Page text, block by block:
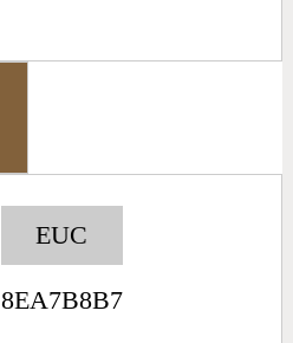
EUC
8EA7B8B7